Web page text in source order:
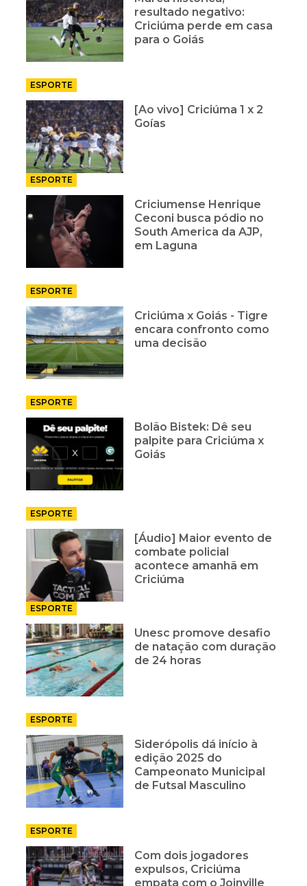
resultado negativo:
Criciúma perde em casa
para o Goiás
ESPORTE
[Ao vivo] Criciúma 1 x 2
Goías
ESPORTE
Criciumense Henrique
Ceconi busca pódio no
South America da AJP,
em Laguna
ESPORTE
Criciúma x Goiás - Tigre
encara confronto como
uma decisão
ESPORTE
Bolão Bistek: Dê seu
palpite para Criciúma x
Goiás
ESPORTE
[Áudio] Maior evento de
combate policial
acontece amanhã em
Criciúma
ESPORTE
Unesc promove desafio
de natação com duração
de 24 horas
ESPORTE
Siderópolis dá início à
edição 2025 do
Campeonato Municipal
de Futsal Masculino
ESPORTE
Com dois jogadores
expulsos, Criciúma
empata com o Joinville